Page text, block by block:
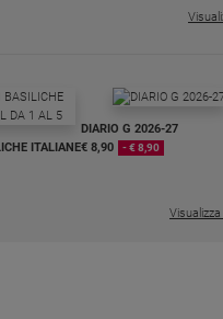
ITALIANE
DIARIO G 2026-27
€ 8,90
- € 8,90